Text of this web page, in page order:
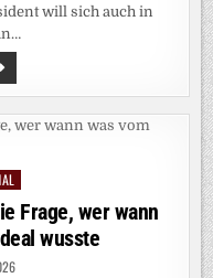
will sich auch in
USA:
Frage, wer wann
wusste